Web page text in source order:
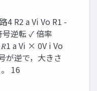
4 R2 a Vi Vo R1 -
逆転 ✓ 倍率
a Vi × 0V i Vo
が逆で，大きさ
16